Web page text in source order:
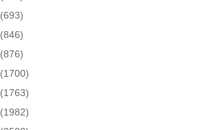
(693)
(846)
(876)
(1700)
(1763)
(1982)